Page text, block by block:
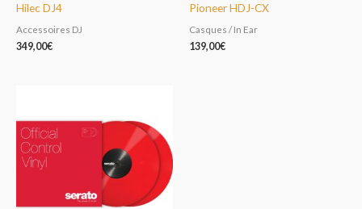
Hilec DJ4
Accessoires DJ
349,00€
Pioneer HDJ-CX
Casques / In Ear
139,00€